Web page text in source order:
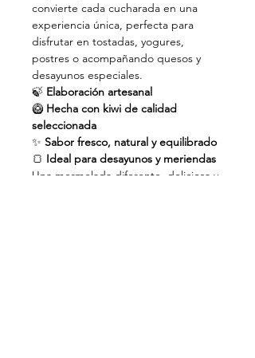
convierte cada cucharada en una
experiencia única, perfecta para
disfrutar en tostadas, yogures,
postres o acompañando quesos y
desayunos especiales.
🍃 Elaboración artesanal
🥝 Hecha con kiwi de calidad
seleccionada
✨ Sabor fresco, natural y equilibrado
🍞 Ideal para desayunos y meriendas
Una mermelada diferente, deliciosa y